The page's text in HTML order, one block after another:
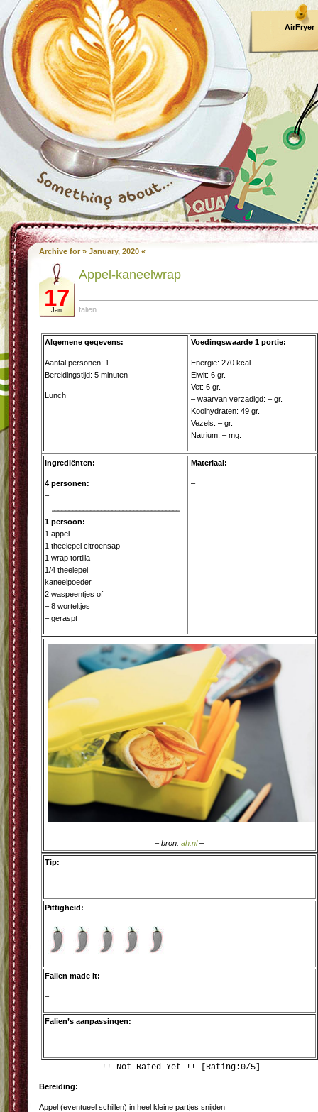
AirFryer
Archive for » January, 2020 «
17
Jan
Ap­pel-ka­neel­wrap
falien
Algemene gegevens:
Aantal personen: 1
Bereidingstijd: 5 minuten
Lunch
Voedingswaarde 1 portie:
Energie: 270 kcal
Eiwit: 6 gr.
Vet: 6 gr.
– waarvan verzadigd: – gr.
Koolhydraten: 49 gr.
Vezels: – gr.
Natrium: – mg.
Ingrediënten:
4 personen:
–
1 persoon:
1 appel
1 theelepel citroensap
1 wrap tortilla
1/4 theelepel
kaneelpoeder
2 waspeentjes of
– 8 worteltjes
– geraspt
Materiaal:
–
– bron:ah.nl–
Tip:
–
Pittigheid:
Falien made it:
–
Falien’s aanpassingen:
–
!! Not Rated Yet !! [Rating:0/5]
Bereiding:
Appel (eventueel schillen) in heel kleine partjes snijden